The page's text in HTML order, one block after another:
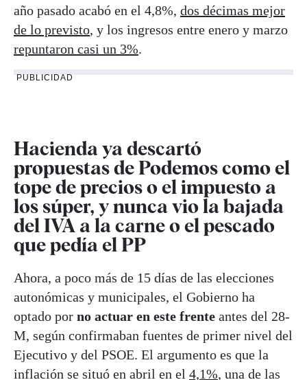
año pasado acabó en el 4,8%, dos décimas mejor
de lo previsto, y los ingresos entre enero y marzo
repuntaron casi un 3%.
PUBLICIDAD
Hacienda ya descartó
propuestas de Podemos como el
tope de precios o el impuesto a
los súper, y nunca vio la bajada
del IVA a la carne o el pescado
que pedía el PP
Ahora, a poco más de 15 días de las elecciones
autonómicas y municipales, el Gobierno ha
optado por no actuar en este frente antes del 28-
M, según confirmaban fuentes de primer nivel del
Ejecutivo y del PSOE. El argumento es que la
inflación se situó en abril en el 4,1%, una de las